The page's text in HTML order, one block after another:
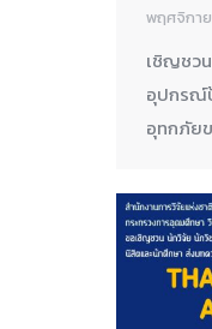
พฤศจิกาย
เชิญชว
อุปกรณ์
อุทกภัย